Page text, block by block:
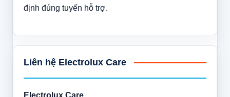
định đúng tuyến hỗ trợ.
Liên hệ Electrolux Care
Electrolux Care